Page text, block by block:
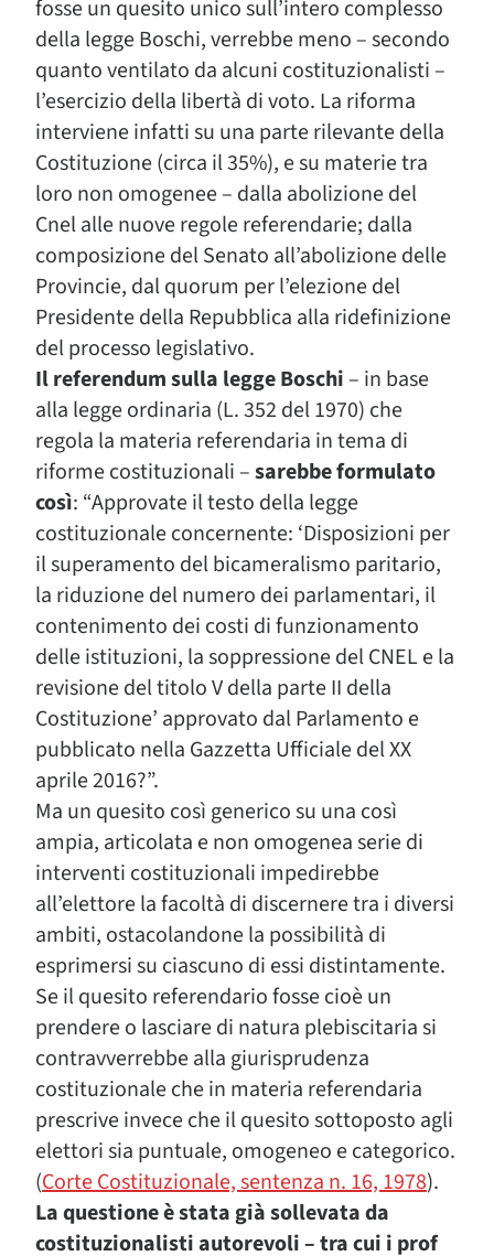
fosse un quesito unico sull’intero complesso
della legge Boschi, verrebbe meno – secondo
quanto ventilato da alcuni costituzionalisti –
l’esercizio della libertà di voto. La riforma
interviene infatti su una parte rilevante della
Costituzione (circa il 35%), e su materie tra
loro non omogenee – dalla abolizione del
Cnel alle nuove regole referendarie; dalla
composizione del Senato all’abolizione delle
Provincie, dal quorum per l’elezione del
Presidente della Repubblica alla ridefinizione
del processo legislativo.
Il referendum sulla legge Boschi – in base
alla legge ordinaria (L. 352 del 1970) che
regola la materia referendaria in tema di
riforme costituzionali –sarebbe formulato
così: “Approvate il testo della legge
costituzionale concernente: ‘Disposizioni per
il superamento del bicameralismo paritario,
la riduzione del numero dei parlamentari, il
contenimento dei costi di funzionamento
delle istituzioni, la soppressione del CNEL e la
revisione del titolo V della parte II della
Costituzione’ approvato dal Parlamento e
pubblicato nella Gazzetta Ufficiale del XX
aprile 2016?”.
Ma un quesito così generico su una così
ampia, articolata e non omogenea serie di
interventi costituzionali impedirebbe
all’elettore la facoltà di discernere tra i diversi
ambiti, ostacolandone la possibilità di
esprimersi su ciascuno di essi distintamente.
Se il quesito referendario fosse cioè un
prendere o lasciare di natura plebiscitaria si
contravverrebbe alla giurisprudenza
costituzionale che in materia referendaria
prescrive invece che il quesito sottoposto agli
elettori sia puntuale, omogeneo e categorico.
(Corte Costituzionale, sentenza n. 16, 1978).
La questione è stata già sollevata da
costituzionalisti autorevoli – tra cui i prof